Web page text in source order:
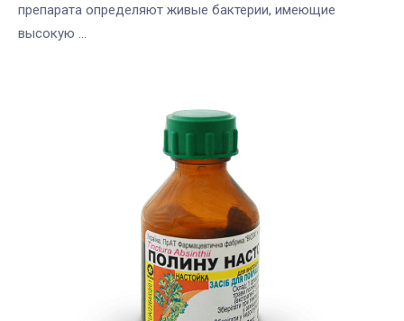
препарата определяют живые бактерии, имеющие
высокую ...